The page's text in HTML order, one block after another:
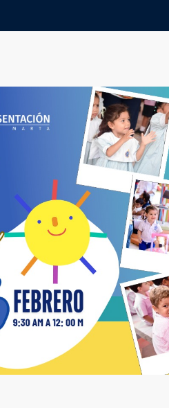
Outlook Live